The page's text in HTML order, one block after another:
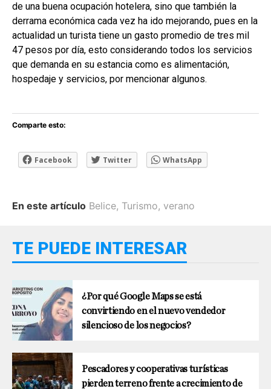
de una buena ocupación hotelera, sino que también la
derrama económica cada vez ha ido mejorando, pues en la
actualidad un turista tiene un gasto promedio de tres mil
47 pesos por día, esto considerando todos los servicios
que demanda en su estancia como es alimentación,
hospedaje y servicios, por mencionar algunos.
Comparte esto:
Facebook Twitter WhatsApp
En este artículo Belice, Turismo, verano
TE PUEDE INTERESAR
¿Por qué Google Maps se está
convirtiendo en el nuevo vendedor
silencioso de los negocios?
Pescadores y cooperativas turísticas
pierden terreno frente a crecimiento de